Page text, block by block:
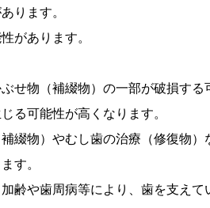
ります。
があります。
せ物（補綴物）の一部が破損する
る可能性が高くなります。
綴物）やむし歯の治療（修復物）
す。
齢や歯周病等により、歯を支え